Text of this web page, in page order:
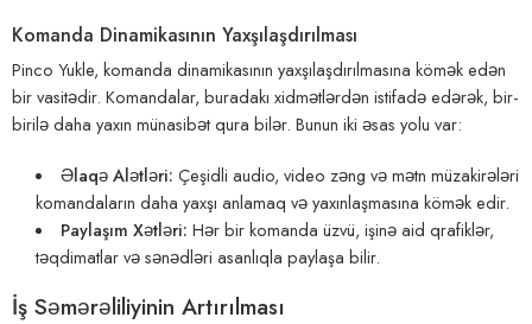
Komanda Dinamikasının Yaxşılaşdırılması
Pinco Yukle, komanda dinamikasının yaxşılaşdırılmasına kömək edən
bir vasitədir. Komandalar, buradakı xidmətlərdən istifadə edərək, bir-
birilə daha yaxın münasibət qura bilər. Bunun iki əsas yolu var:
Əlaqə Alətləri: Çeşidli audio, video zəng və mətn müzakirələri
komandaların daha yaxşı anlamaq və yaxınlaşmasına kömək edir.
Paylaşım Xətləri: Hər bir komanda üzvü, işinə aid qrafiklər,
təqdimatlar və sənədləri asanlıqla paylaşa bilir.
İş Səmərəliliyinin Artırılması